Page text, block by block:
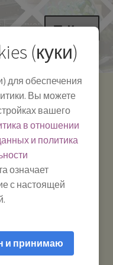
Меню
Телефон:+7-
391-249-1040
Тел.|WA|Telegram:
+79029904090
интернета
MINI cо встроенным
(куки)
для обеспечения
Вы можете
вашего
в отношении
и политика
означает
с настоящей
и принимаю